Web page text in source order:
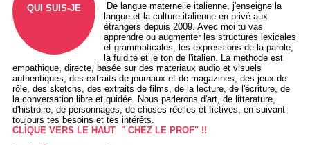
QUI SUIS-JE
De langue maternelle italienne, j'enseigne la
langue et la culture italienne en privé aux
étrangers depuis 2009. Avec moi tu vas
apprendre ou augmenter les structures lexicales
et grammaticales, les expressions de la parole,
la fuidité et le ton de l'italien. La méthode est
empathique, directe, basée sur des materiaux audio et visuels
authentiques, des extraits de journaux et de magazines, des jeux de
rôle, des sketchs, des extraits de films, de la lecture, de l'écriture, de
la conversation libre et guidée. Nous parlerons d'art, de litterature,
d'histroire, de personnages, de choses réelles et fictives, en suivant
toujours tes besoins et tes intérêts.
CLIQUE VERS LE HAUT " CHEZ LE PROF" !!